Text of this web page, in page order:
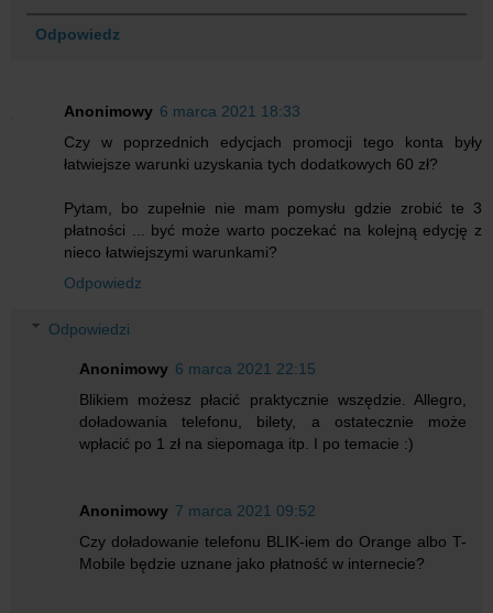
Odpowiedz
Anonimowy 6 marca 2021 18:33
Czy w poprzednich edycjach promocji tego konta były
łatwiejsze warunki uzyskania tych dodatkowych 60 zł?
Pytam, bo zupełnie nie mam pomysłu gdzie zrobić te 3
płatności ... być może warto poczekać na kolejną edycję z
nieco łatwiejszymi warunkami?
Odpowiedz
Odpowiedzi
Anonimowy 6 marca 2021 22:15
Blikiem możesz płacić praktycznie wszędzie. Allegro,
doładowania telefonu, bilety, a ostatecznie może
wpłacić po 1 zł na siepomaga itp. I po temacie :)
Anonimowy 7 marca 2021 09:52
Czy doładowanie telefonu BLIK-iem do Orange albo T-
Mobile będzie uznane jako płatność w internecie?